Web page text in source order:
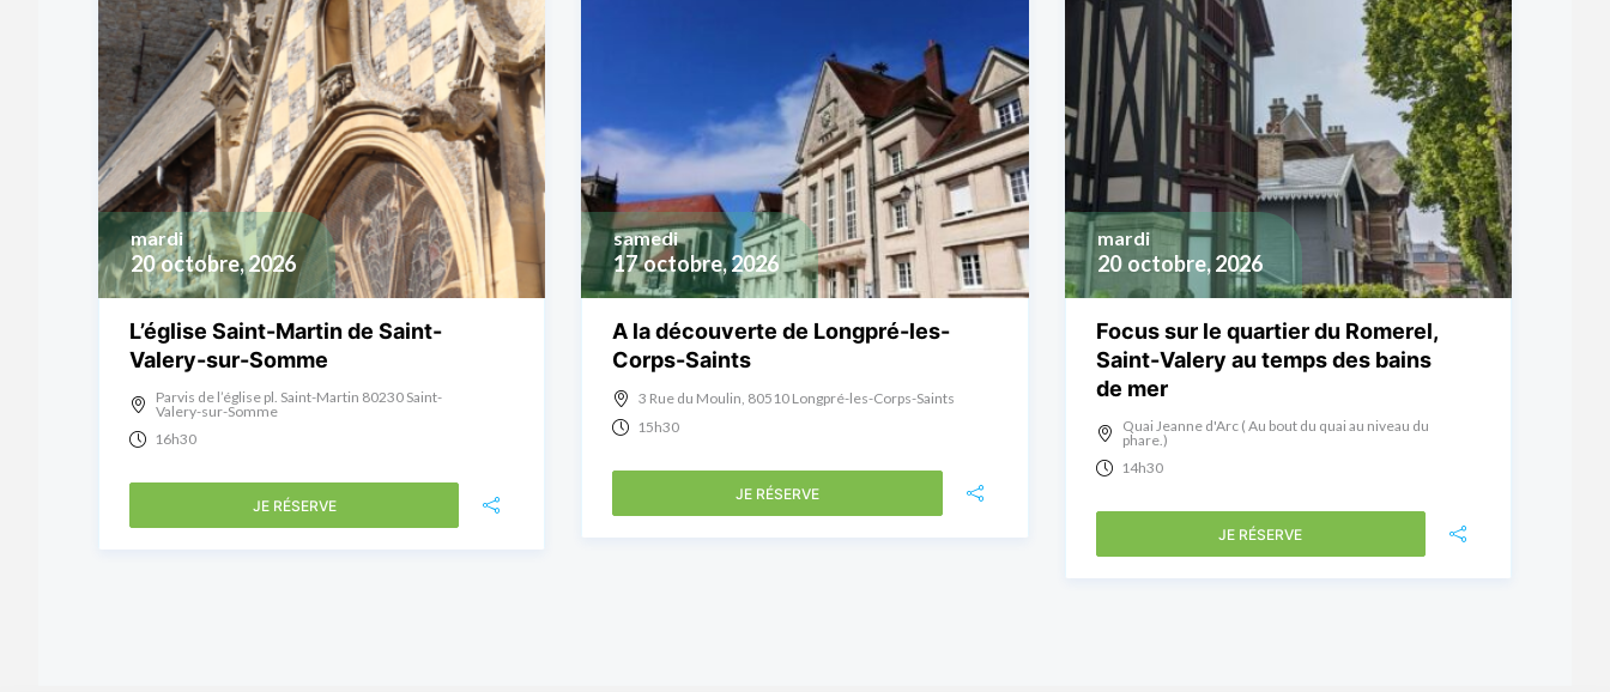
20 octobre, 2026
mardi
L’église Saint-Martin de Saint-
Valery-sur-Somme
Parvis de l’église pl. Saint-Martin 80230 Saint-
Valery-sur-Somme
16h30
JE RÉSERVE
17 octobre, 2026
samedi
A la découverte de Longpré-les-
Corps-Saints
3 Rue du Moulin, 80510 Longpré-les-Corps-Saints
15h30
JE RÉSERVE
20 octobre, 2026
mardi
Focus sur le quartier du Romerel,
Saint-Valery au temps des bains
de mer
Quai Jeanne d'Arc ( Au bout du quai au niveau du
phare.)
14h30
JE RÉSERVE